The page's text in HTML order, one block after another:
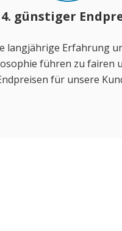
4. günstiger
langjährige Erfahrung
führen zu fairen
für unsere